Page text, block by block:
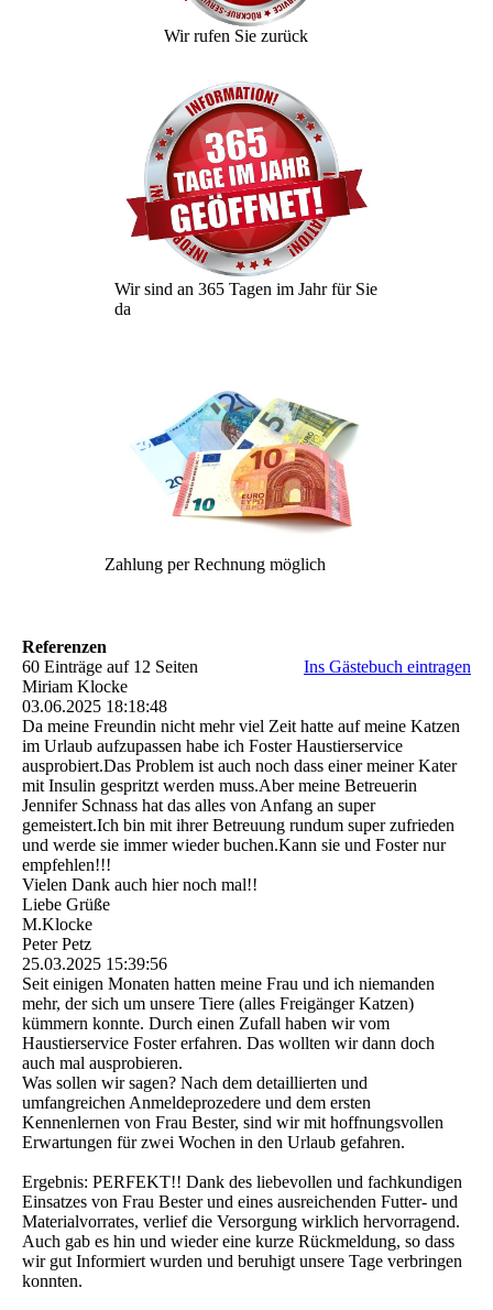
Wir rufen Sie zurück
Wir sind an 365 Tagen im Jahr für Sie
da
Zahlung per Rechnung möglich
Referenzen
60 Einträge auf 12 Seiten
Ins Gästebuch eintragen
Miriam Klocke
03.06.2025 18:18:48
Da meine Freundin nicht mehr viel Zeit hatte auf meine Katzen
im Urlaub aufzupassen habe ich Foster Haustierservice
ausprobiert.Das Problem ist auch noch dass einer meiner Kater
mit Insulin gespritzt werden muss.Aber meine Betreuerin
Jennifer Schnass hat das alles von Anfang an super
gemeistert.Ich bin mit ihrer Betreuung rundum super zufrieden
und werde sie immer wieder buchen.Kann sie und Foster nur
empfehlen!!!
Vielen Dank auch hier noch mal!!
Liebe Grüße
M.Klocke
Peter Petz
25.03.2025 15:39:56
Seit einigen Monaten hatten meine Frau und ich niemanden
mehr, der sich um unsere Tiere (alles Freigänger Katzen)
kümmern konnte. Durch einen Zufall haben wir vom
Haustierservice Foster erfahren. Das wollten wir dann doch
auch mal ausprobieren.
Was sollen wir sagen? Nach dem detaillierten und
umfangreichen Anmeldeprozedere und dem ersten
Kennenlernen von Frau Bester, sind wir mit hoffnungsvollen
Erwartungen für zwei Wochen in den Urlaub gefahren.
Ergebnis: PERFEKT!! Dank des liebevollen und fachkundigen
Einsatzes von Frau Bester und eines ausreichenden Futter- und
Materialvorrates, verlief die Versorgung wirklich hervorragend.
Auch gab es hin und wieder eine kurze Rückmeldung, so dass
wir gut Informiert wurden und beruhigt unsere Tage verbringen
konnten.